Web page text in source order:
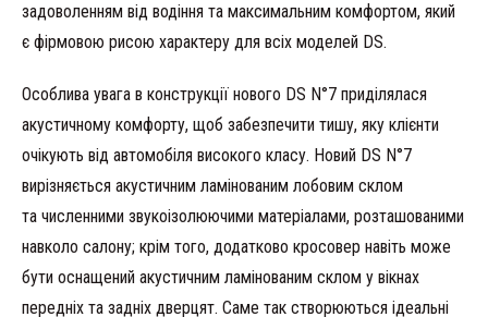
задоволенням від водіння та максимальним комфортом, який
є фірмовою рисою характеру для всіх моделей DS.
Особлива увага в конструкції нового DS N°7 приділялася
акустичному комфорту, щоб забезпечити тишу, яку клієнти
очікують від автомобіля високого класу. Новий DS N°7
вирізняється акустичним ламінованим лобовим склом
та численними звукоізолюючими матеріалами, розташованими
навколо салону; крім того, додатково кросовер навіть може
бути оснащений акустичним ламінованим склом у вікнах
передніх та задніх дверцят. Саме так створюються ідеальні